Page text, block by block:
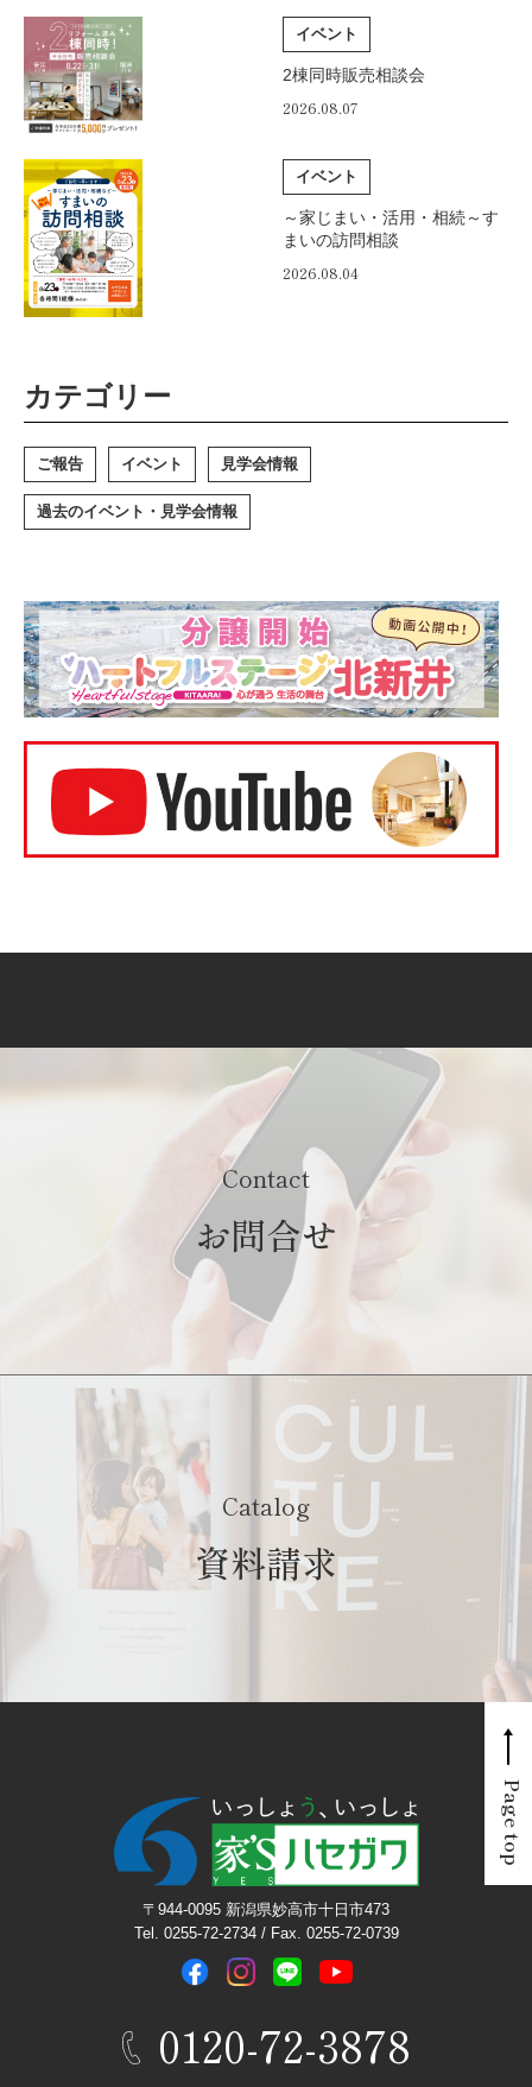
イベント
2棟同時販売相談会
2026.08.07
イベント
～家じまい・活用・相続～す
まいの訪問相談
2026.08.04
カテゴリー
ご報告 イベント 見学会情報
過去のイベント・見学会情報
Contact
お問合せ
Catalog
資料請求
Page top
〒944-0095 新潟県妙高市十日市473
Tel. 0255-72-2734 / Fax. 0255-72-0739
0120-72-3878